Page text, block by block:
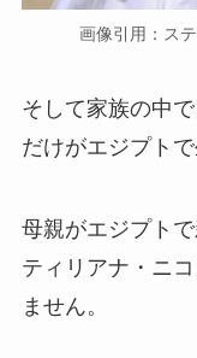
画像引用：ス
そして家族の中
だけがエジプトで
母親がエジプト
ティリアナ・ニ
ません。